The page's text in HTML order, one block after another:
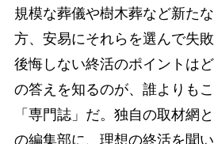
規模な葬儀や樹木葬など新た
方、安易にそれらを選んで失
後悔しない終活のポイントは
の答えを知るのが、誰よりも
「専門誌」だ。独自の取材網
の編集部に、理想の終活を聞い